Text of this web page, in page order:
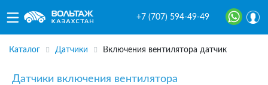
+7 (707) 594-49-49
Каталог Датчики Включения вентилятора датчик
Датчики включения вентилятора